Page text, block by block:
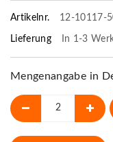
Artikelnr. 12-10117-
Lieferung In 1-3
Mengenangabe in